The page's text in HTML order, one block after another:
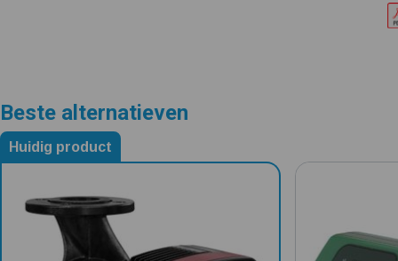
Beste alternatieven
Alternatieven voor Grundfos Magna1 32-100 F / 220
Huidig product
0 Ster